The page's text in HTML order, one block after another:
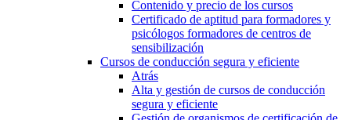
Contenido y precio de los cursos
Certificado de aptitud para formadores y
psicólogos formadores de centros de
sensibilización
Cursos de conducción segura y eficiente
Atrás
Alta y gestión de cursos de conducción
segura y eficiente